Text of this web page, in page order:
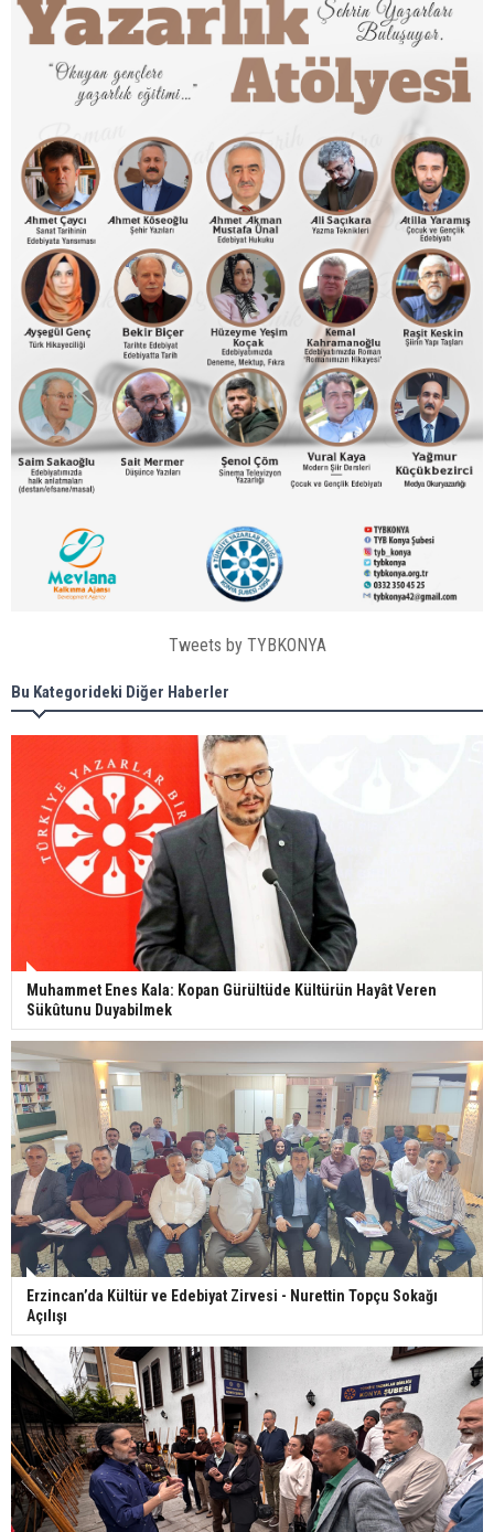
Tweets by TYBKONYA
Bu Kategorideki Diğer Haberler
Muhammet Enes Kala: Kopan Gürültüde Kültürün Hayât Veren
Sükûtunu Duyabilmek
Erzincan’da Kültür ve Edebiyat Zirvesi - Nurettin Topçu Sokağı
Açılışı